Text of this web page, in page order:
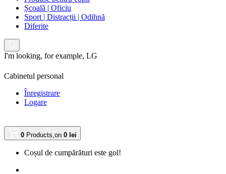
Școală | Oficiu
Sport | Distracții | Odihnă
Diferite
I'm looking, for example, LG
Cabinetul personal
Înregistrare
Logare
0 Products,on 0 lei
Coșul de cumpărături este gol!